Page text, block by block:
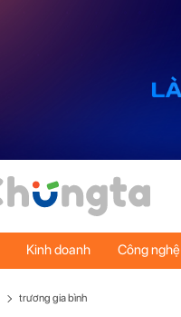
Kinh doanh Công nghệ
trương gia bình